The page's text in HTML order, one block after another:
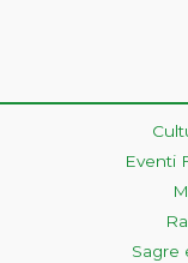
Eventi
Sagre